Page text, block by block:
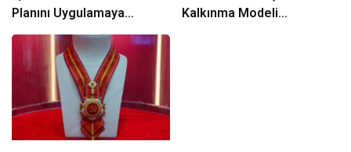
Planını Uygulamaya
Koyuyor mu?
Kalkınma Modeli